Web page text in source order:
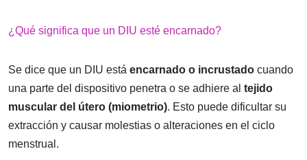
¿Qué significa que un DIU esté encarnado?
Se dice que un DIU está encarnado o incrustado cuando
una parte del dispositivo penetra o se adhiere al tejido
muscular del útero (miometrio). Esto puede dificultar su
extracción y causar molestias o alteraciones en el ciclo
menstrual.